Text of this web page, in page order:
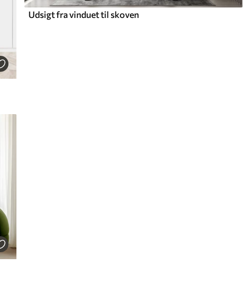
Udsigt fra vinduet til skoven